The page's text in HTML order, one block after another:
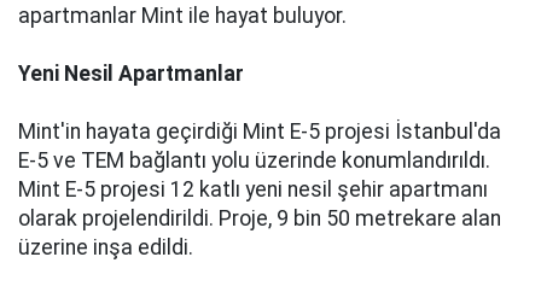
apartmanlar Mint ile hayat buluyor.
Yeni Nesil Apartmanlar
Mint'in hayata geçirdiği Mint E-5 projesi İstanbul'da
E-5 ve TEM bağlantı yolu üzerinde konumlandırıldı.
Mint E-5 projesi 12 katlı yeni nesil şehir apartmanı
olarak projelendirildi. Proje, 9 bin 50 metrekare alan
üzerine inşa edildi.